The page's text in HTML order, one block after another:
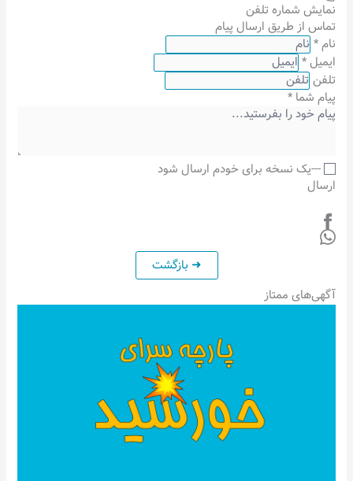
نمایش شماره تلفن
تماس از طریق ارسال پیام
نام*
ایمیل*
تلفن
پیام شما*
---یک نسخه برای خودم ارسال شود
ارسال
آگهی‌های ممتاز